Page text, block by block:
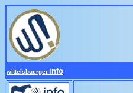
wittelsbuerger. info